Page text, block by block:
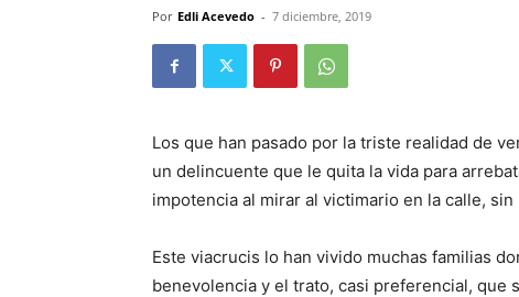
Por Edli Acevedo - 7 diciembre, 2019
Los que han pasado por la triste realidad de
un delincuente que le quita la vida para
impotencia al mirar al victimario en la calle,
Este viacrucis lo han vivido muchas familias
benevolencia y el trato, casi preferencial, que